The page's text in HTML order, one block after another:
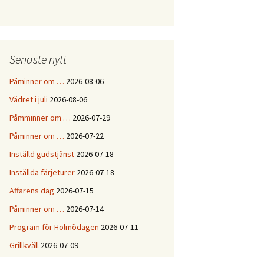
Senaste nytt
Påminner om … 2026-08-06
Vädret i juli 2026-08-06
Påmminner om … 2026-07-29
Påminner om … 2026-07-22
Inställd gudstjänst 2026-07-18
Inställda färjeturer 2026-07-18
Affärens dag 2026-07-15
Påminner om … 2026-07-14
Program för Holmödagen 2026-07-11
Grillkväll 2026-07-09